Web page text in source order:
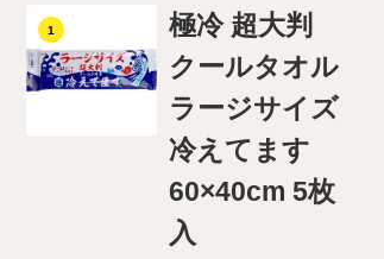
1
極冷 超大判
クールタオル
ラージサイズ
冷えてます
60×40cm 5枚
入